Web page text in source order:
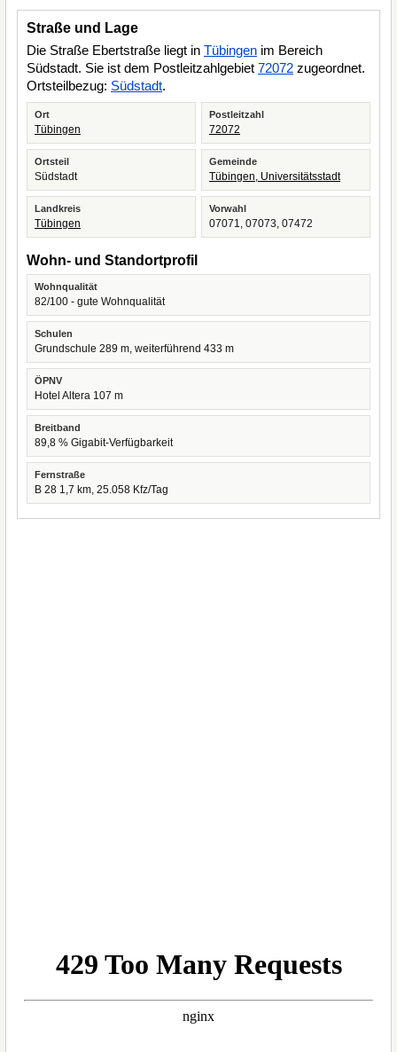
Straße und Lage
Die Straße Ebertstraße liegt in Tübingen im Bereich
Südstadt. Sie ist dem Postleitzahlgebiet 72072 zugeordnet.
Ortsteilbezug: Südstadt.
Ort
Tübingen
Postleitzahl
72072
Ortsteil
Südstadt
Gemeinde
Tübingen, Universitätsstadt
Landkreis
Tübingen
Vorwahl
07071, 07073, 07472
Wohn- und Standortprofil
Wohnqualität
82/100 - gute Wohnqualität
Schulen
Grundschule 289 m, weiterführend 433 m
ÖPNV
Hotel Altera 107 m
Breitband
89,8 % Gigabit-Verfügbarkeit
Fernstraße
B 28 1,7 km, 25.058 Kfz/Tag